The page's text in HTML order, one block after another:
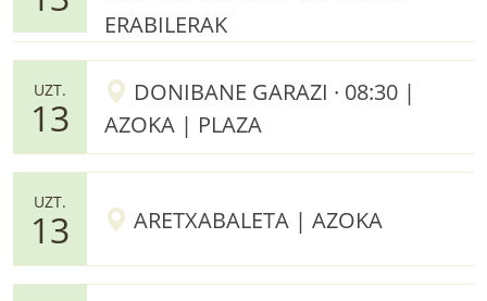
ERABILERAK
UZT.
13
DONIBANE GARAZI · 08:30 |
AZOKA | PLAZA
UZT.
13 ARETXABALETA | AZOKA